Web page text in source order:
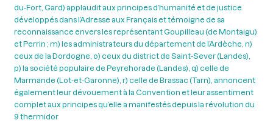
du-Fort, Gard) applaudit aux principes d’humanité et de justice
développés dans l’Adresse aux Français et témoigne de sa
reconnaissance envers les représentant Goupilleau (de Montaigu)
et Perrin ; m) les administrateurs du département de l’Ardèche, n)
ceux de la Dordogne, o) ceux du district de Saint-Sever (Landes),
p) la société populaire de Peyrehorade (Landes), q) celle de
Marmande (Lot-et-Garonne), r) celle de Brassac (Tarn), annoncent
également leur dévouement à la Convention et leur assentiment
complet aux principes qu’elle a manifestés depuis la révolution du
9 thermidor